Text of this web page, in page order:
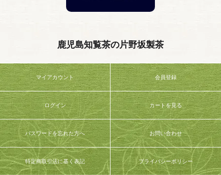
鹿児島知覧茶の片野坂製茶
マイアカウント 会員登録
ログイン カートを見る
パスワードを忘れた方へ お問い合わせ
特定商取引法に基く表記 プライバシーポリシー